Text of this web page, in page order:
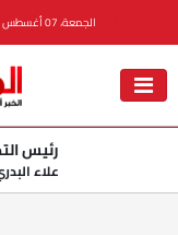
الجمعة، 07 أغسطس 2026
رئيس
علاء